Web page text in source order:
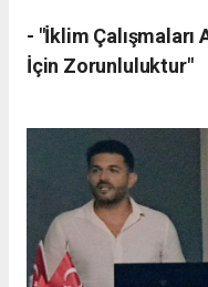
- ​"İklim Çalışmaları
İçin Zorunluluktur"